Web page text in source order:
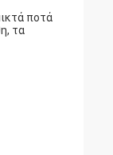
ποτά
τα